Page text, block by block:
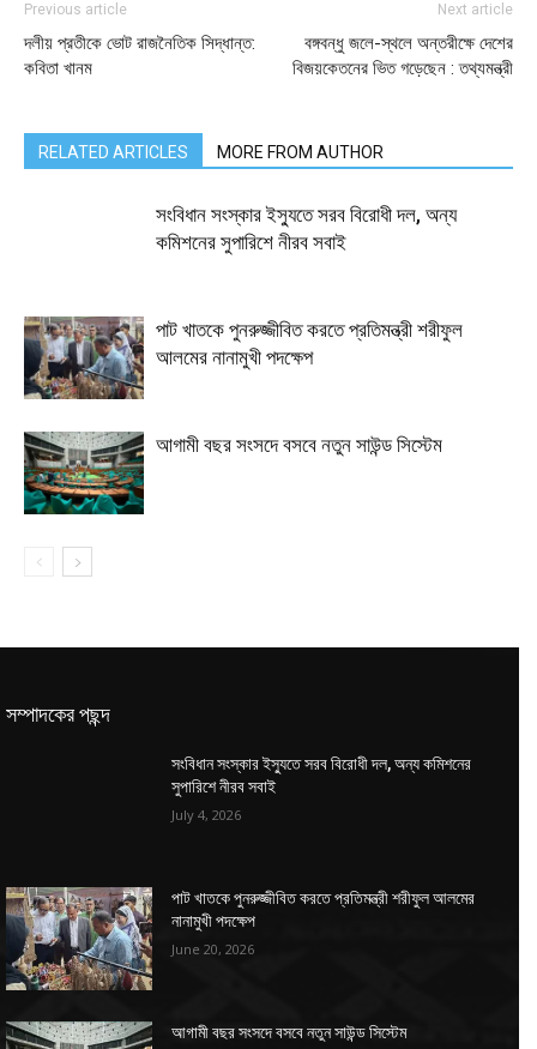
Previous article
দলীয় প্রতীকে ভোট রাজনৈতিক সিদ্ধান্ত:
কবিতা খানম
Next article
বঙ্গবন্ধু জলে-স্থলে অন্তরীক্ষে দেশের
বিজয়কেতনের ভিত গড়েছেন : তথ্যমন্ত্রী
RELATED ARTICLES MORE FROM AUTHOR
সংবিধান সংস্কার ইস্যুতে সরব বিরোধী দল, অন্য
কমিশনের সুপারিশে নীরব সবাই
পাট খাতকে পুনরুজ্জীবিত করতে প্রতিমন্ত্রী শরীফুল
আলমের নানামুখী পদক্ষেপ
আগামী বছর সংসদে বসবে নতুন সাউন্ড সিস্টেম
সম্পাদকের পছন্দ
সংবিধান সংস্কার ইস্যুতে সরব বিরোধী দল, অন্য কমিশনের
সুপারিশে নীরব সবাই
July 4, 2026
পাট খাতকে পুনরুজ্জীবিত করতে প্রতিমন্ত্রী শরীফুল আলমের
নানামুখী পদক্ষেপ
June 20, 2026
আগামী বছর সংসদে বসবে নতুন সাউন্ড সিস্টেম